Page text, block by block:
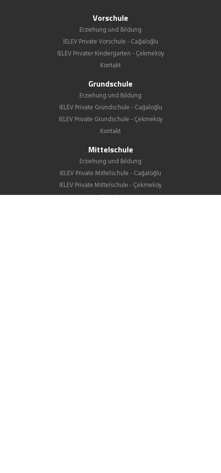
Vorschule
Erziehung und Bildung
IELEV Private Vorschule - Cağaloğlu
IELEV Privater Kindergarten - Çekmeköy
Kontakt
Grundschule
Erziehung und Bildung
IELEV Private Grundschule - Cağaloğlu
IELEV Private Grundschule - Çekmeköy
Kontakt
Mittelschule
Erziehung und Bildung
IELEV Private Mittelschule - Cağaloğlu
IELEV Private Mittelschule - Çekmeköy
Kontakt